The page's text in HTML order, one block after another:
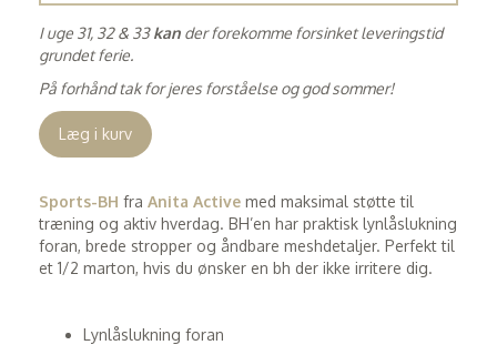
I uge 31, 32 & 33kan der forekomme forsinket leveringstid
grundet ferie.
På forhånd tak for jeres forståelse og god sommer!
Læg i kurv
Sports-BH fra Anita Active med maksimal støtte til
træning og aktiv hverdag. BH’en har praktisk lynlåslukning
foran, brede stropper og åndbare meshdetaljer. Perfekt til
et 1/2 marton, hvis du ønsker en bh der ikke irritere dig.
Lynlåslukning foran